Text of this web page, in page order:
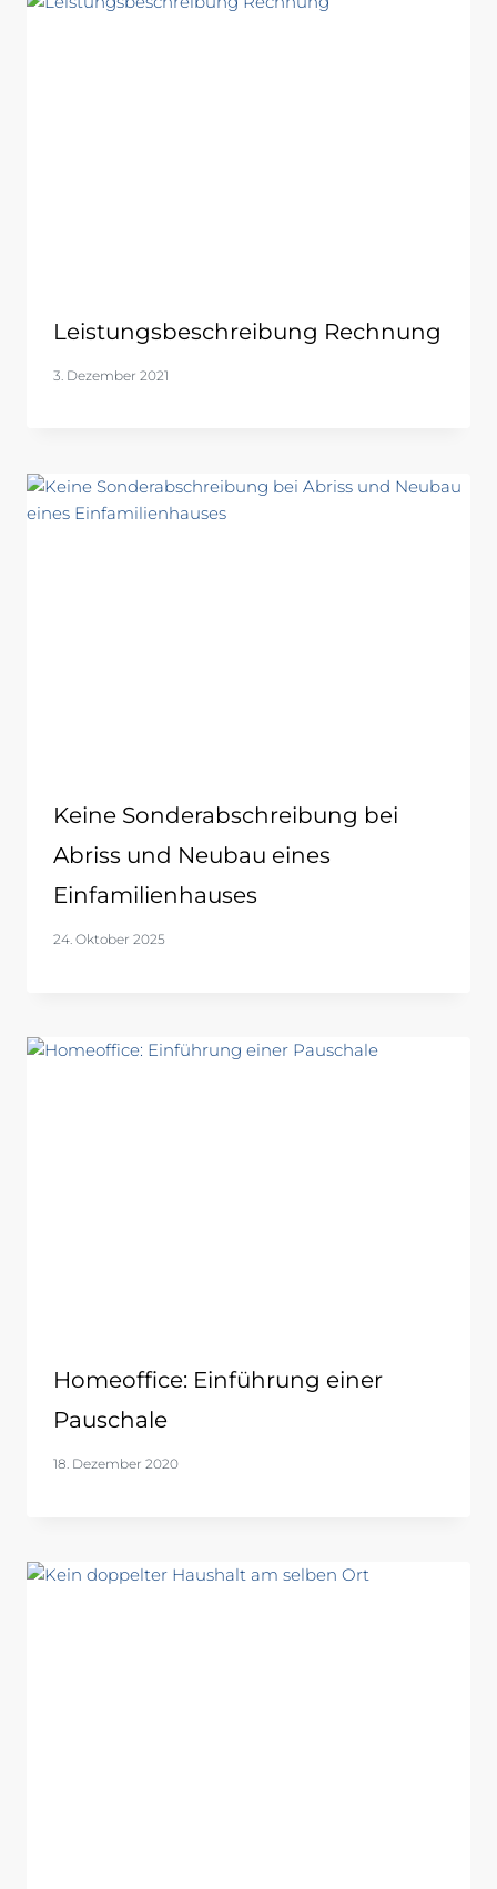
Leistungsbeschreibung Rechnung
3. Dezember 2021
Keine Sonderabschreibung bei
Abriss und Neubau eines
Einfamilienhauses
24. Oktober 2025
Homeoffice: Einführung einer
Pauschale
18. Dezember 2020